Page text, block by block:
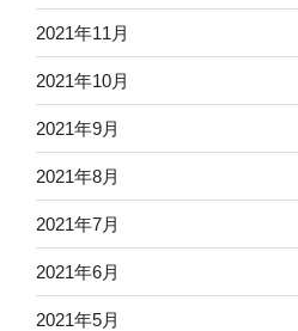
2021年11月
2021年10月
2021年9月
2021年8月
2021年7月
2021年6月
2021年5月